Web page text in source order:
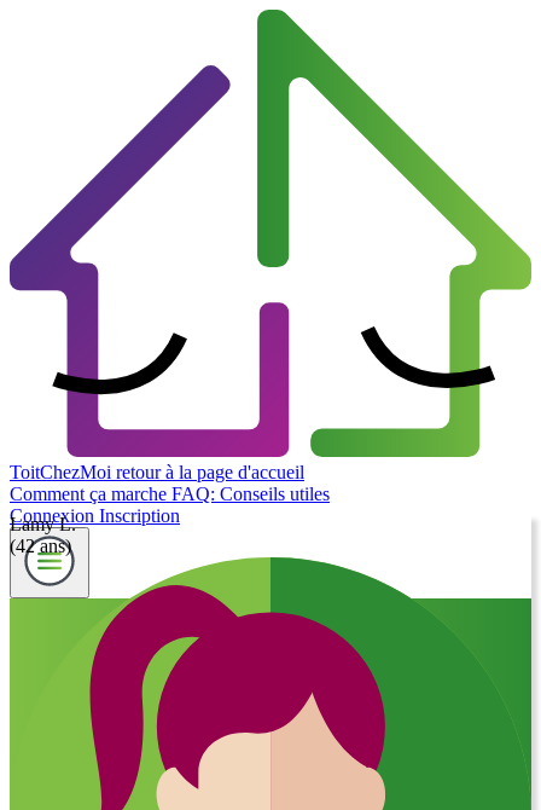
ToitChezMoi retour à la page d'accueil
Comment ça marche FAQ: Conseils utiles
Connexion Inscription
Lamy L.
(42 ans)